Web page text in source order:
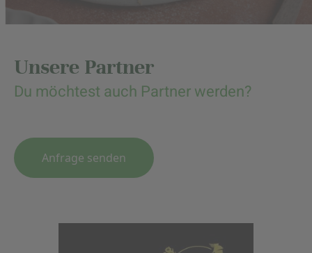
Unsere Partner
Du möchtest auch Partner werden?
Anfrage senden